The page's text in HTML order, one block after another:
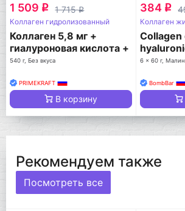
1 509 q 1 715q
Коллаген гидролизованный
Коллаген 5,8 мг +
гиалуроновая кислота +
витамин С
540 г, Без вкуса
PRIMEKRAFT
В корзину
384 q
Коллаген
6 x 60 г,
BombBar
Рекомендуем также
Посмотреть все